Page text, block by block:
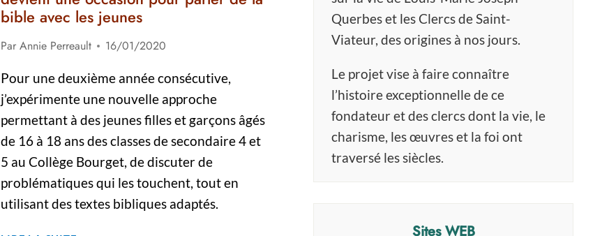
bible avec les jeunes
ParAnnie Perreault
16/01/2020
Pour une deuxième année consécutive,
j’expérimente une nouvelle approche
permettant à des jeunes filles et garçons âgés
de 16 à 18 ans des classes de secondaire 4 et
5 au Collège Bourget, de discuter de
problématiques qui les touchent, tout en
utilisant des textes bibliques adaptés.
Querbes et les Clercs de Saint-
Viateur, des origines à nos jours.
Le projet vise à faire connaître
l’histoire exceptionnelle de ce
fondateur et des clercs dont la vie, le
charisme, les œuvres et la foi ont
traversé les siècles.
Sites WEB